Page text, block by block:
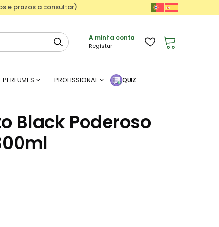
e prazos a consultar)
A minha conta
Registar
PERFUMES PROFISSIONAL QUIZ
Black Poderoso